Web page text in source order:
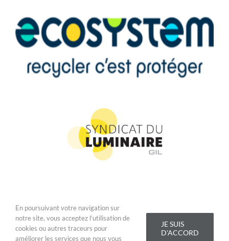
Copyright 2019 Addis Lighting - Tous droits réservés |
Générales de Vente|Mentions légales
En poursuivant votre navigation sur
notre site, vous acceptez l’utilisation de
cookies ou autres traceurs pour
améliorer les services que nous vous
JE SUIS
D'ACCORD